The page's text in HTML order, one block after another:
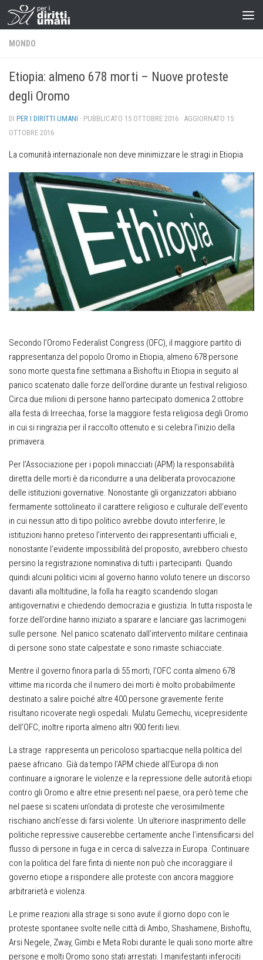
MONDO
Etiopia: almeno 678 morti – Nuove proteste
degli Oromo
DI PER I DIRITTI UMANI · PUBBLICATO 15 OTTOBRE 2016 · AGGIORNATO 15
OTTOBRE 2016
La comunità internazionale non deve minimizzare le stragi in Etiopia
Secondo l’Oromo Federalist Congress (OFC), il maggiore partito di
rappresentanza del popolo Oromo in Etiopia, almeno 678 persone
sono morte questa fine settimana a Bishoftu in Etiopia in seguito al
panico scatenato dalle forze dell’ordine durante un festival religioso.
Circa due milioni di persone hanno partecipato domenica 2 ottobre
alla festa di Irreechaa, forse la maggiore festa religiosa degli Oromo
in cui si ringrazia per il raccolto ottenuto e si celebra l’inizio della
primavera.
Per l’Associazione per i popoli minacciati (APM) la responsabilità
diretta delle morti è da ricondurre a una deliberata provocazione
delle istituzioni governative. Nonostante gli organizzatori abbiano
fermamente sottolineato il carattere religioso e culturale dell’evento
in cui nessun atto di tipo politico avrebbe dovuto interferire, le
istituzioni hanno preteso l’intervento dei rappresentanti ufficiali e,
nonostante l’evidente impossibilità del proposito, avrebbero chiesto
persino la registrazione nominativa di tutti i partecipanti. Quando
quindi alcuni politici vicini al governo hanno voluto tenere un discorso
davanti alla moltitudine, la folla ha reagito scandendo slogan
antigovernativi e chiedendo democrazia e giustizia. In tutta risposta le
forze dell’ordine hanno iniziato a sparare e lanciare gas lacrimogeni
sulle persone. Nel panico scatenato dall’intervento militare centinaia
di persone sono state calpestate e sono rimaste schiacciate.
Mentre il governo finora parla di 55 morti, l’OFC conta almeno 678
vittime ma ricorda che il numero dei morti è molto probabilmente
destinato a salire poiché altre 400 persone gravemente ferite
risultano ricoverate negli ospedali. Mulatu Gemechu, vicepresidente
dell’OFC, inoltre riporta almeno altri 900 feriti lievi.
La strage rappresenta un pericoloso spartiacque nella politica del
paese africano. Già da tempo l’APM chiede all’Europa di non
continuare a ignorare le violenze e la repressione delle autorità etiopi
contro gli Oromo e altre etnie presenti nel paese, ora però teme che
nel paese si scateni un’ondata di proteste che verosimilmente
rischiano anch’esse di farsi violente. Un ulteriore inasprimento delle
politiche repressive causerebbe certamente anche l’intensificarsi del
flusso di persone in fuga e in cerca di salvezza in Europa. Continuare
con la politica del fare finta di niente non può che incoraggiare il
governo etiope a rispondere alle proteste con ancora maggiore
arbitrarietà e violenza.
Le prime reazioni alla strage si sono avute il giorno dopo con le
proteste spontanee svolte nelle città di Ambo, Shashamene, Bishoftu,
Arsi Negele, Zway, Gimbi e Meta Robi durante le quali sono morte altre
persone e molti Oromo sono stati arrestati. I manifestanti inferociti